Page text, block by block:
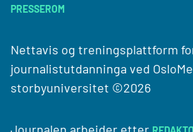
PRESSEROM
Nettavis og treningsplattform
journalistutdanninga ved
storbyuniversitet ©2026